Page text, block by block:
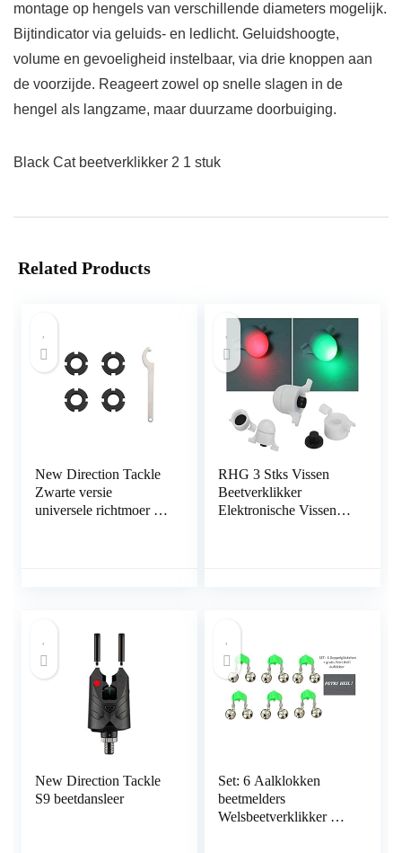
montage op hengels van verschillende diameters mogelijk.
Bijtindicator via geluids- en ledlicht. Geluidshoogte,
volume en gevoeligheid instelbaar, via drie knoppen aan
de voorzijde. Reageert zowel op snelle slagen in de
hengel als langzame, maar duurzame doorbuiging.
Black Cat beetverklikker 2 1 stuk
Related Products
New Direction Tackle
Zwarte versie
universele richtmoer (4
RHG 3 Stks Vissen
Beetverklikker
Elektronische Vissen
New Direction Tackle
S9 beetdansleer
Set: 6 Aalklokken
beetmelders
Welsbeetverklikker met